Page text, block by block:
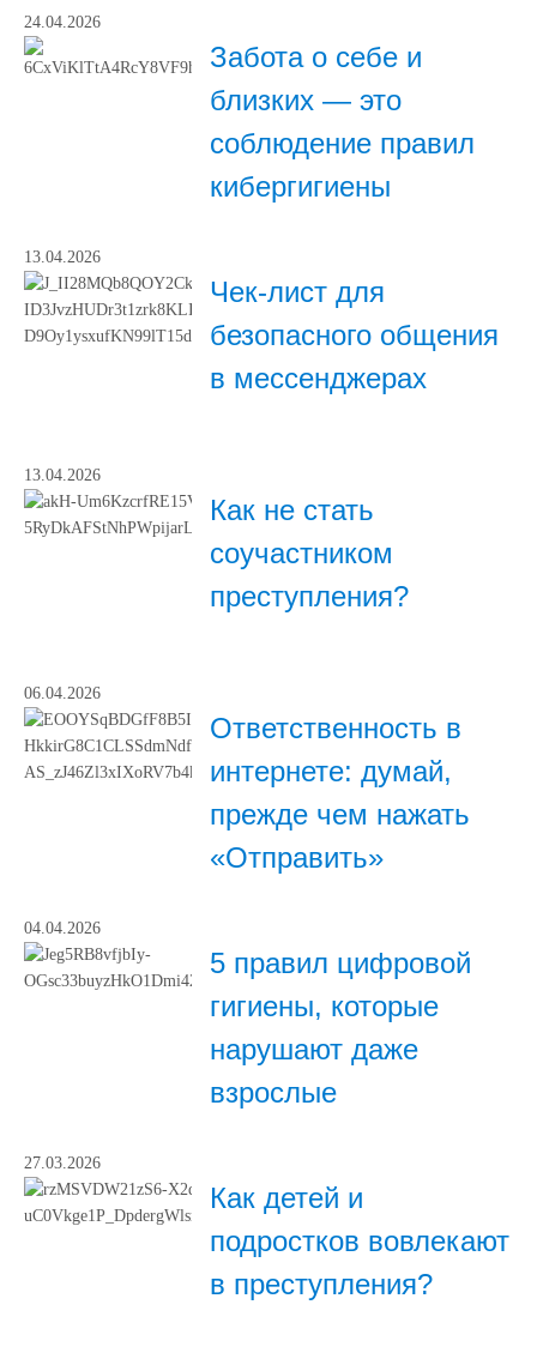
24.04.2026
Забота о себе и
близких — это
соблюдение правил
кибергигиены
13.04.2026
Чек-лист для
безопасного общения
в мессенджерах
13.04.2026
Как не стать
соучастником
преступления?
06.04.2026
Ответственность в
интернете: думай,
прежде чем нажать
«Отправить»
04.04.2026
5 правил цифровой
гигиены, которые
нарушают даже
взрослые
27.03.2026
Как детей и
подростков вовлекают
в преступления?